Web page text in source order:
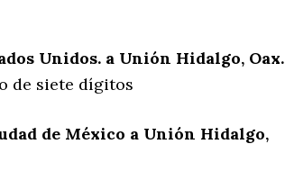
Unidos. a Unión Hidalgo, Oax.
de siete dígitos
de México a Unión Hidalgo,